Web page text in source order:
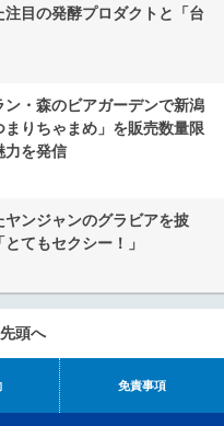
目の発酵プロダクトと「台
・森のビアガーデンで新潟
りちゃまめ」を販売数量限
力を発信
ンジャンのグラビアを披
てもセクシー！」
頭へ
免責事項